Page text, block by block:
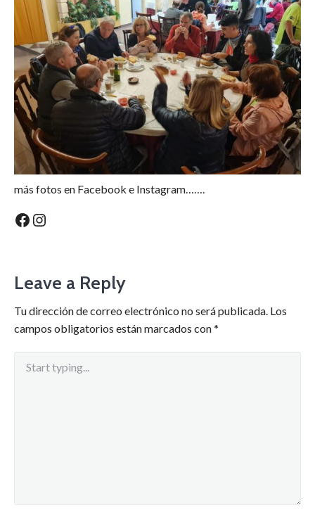
más fotos en Facebook e Instagram…….
Facebook
Instagram
Leave a Reply
Tu dirección de correo electrónico no será publicada. Los
campos obligatorios están marcados con*